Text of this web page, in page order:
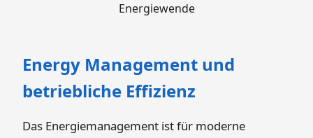
Energiewende
Energy Management und
betriebliche Effizienz
Das Energiemanagement ist für moderne